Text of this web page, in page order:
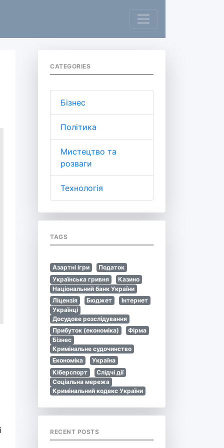
CATEGORIES
Бізнес
Політика
Мистецтво та
розваги
Технологія
TAGS
Азартні ігри
Податок
Українська гривня
Казино
Національний банк України
Ліцензія
Бюджет
Інтернет
Українці
Досудове розслідування
Прибуток (економіка)
Фірма
Бізнес
Кримінальне судочинство
Економіка
Україна
Кіберспорт
Слідчі дії
Соціальна мережа
Кримінальний кодекс України
RECENT POSTS